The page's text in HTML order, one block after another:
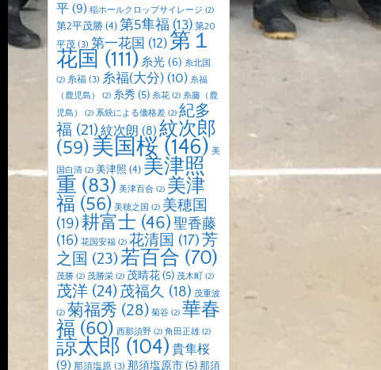
平 (9) 稲ホールクロップサイレージ (2)
第2平茂勝 (4) 第5隼福 (13) 第20
平茂 (3) 第一花国 (12) 第１
花国 (111) 糸光 (6) 糸北国
(2) 糸福 (3) 糸福(大分) (10) 糸福
（鹿児島）
(2) 糸秀 (5) 糸花 (2) 糸藤（鹿
児島）
(2) 系統による価格差 (2) 紀多
福 (21) 紋次朗 (8) 紋次郎
(59)美国桜 (146) 美
国白清 (2) 美津照 (4) 美津照
重 (83) 美津百合 (2) 美津
福 (56) 美穂之国 (2) 美穂国
(19)耕富士 (46)聖香藤
(16) 花国安福 (2) 花清国 (17)芳
之国 (23)若百合 (70)
茂勝 (2) 茂勝栄 (2) 茂晴花(5) 茂木町 (2)
茂洋 (24)茂福久 (18) 茂重波
(2) 菊福秀 (28) 菊谷 (2) 華春
福 (60) 西那須野 (2) 角田正雄 (2)
諒太郎 (104) 貴隼桜
(9) 那須塩原 (3) 那須塩原市(5) 那須